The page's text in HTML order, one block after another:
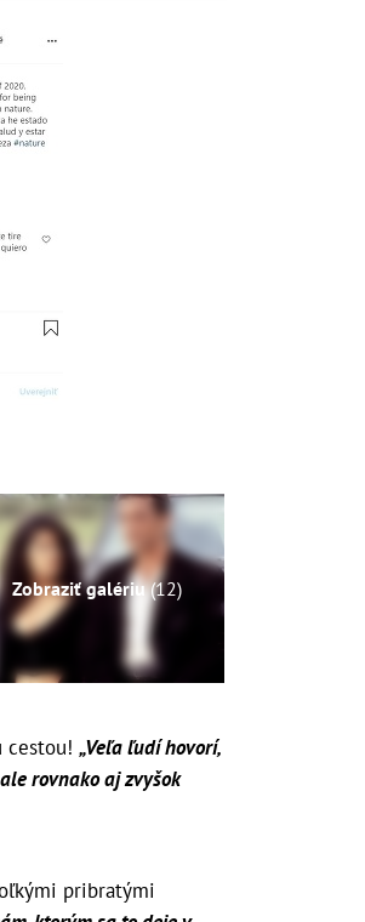
Zobraziť galériu(12)
cestou! „Veľa ľudí hovorí,
rovnako aj zvyšok
pribratými